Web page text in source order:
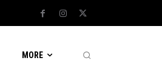
MORE